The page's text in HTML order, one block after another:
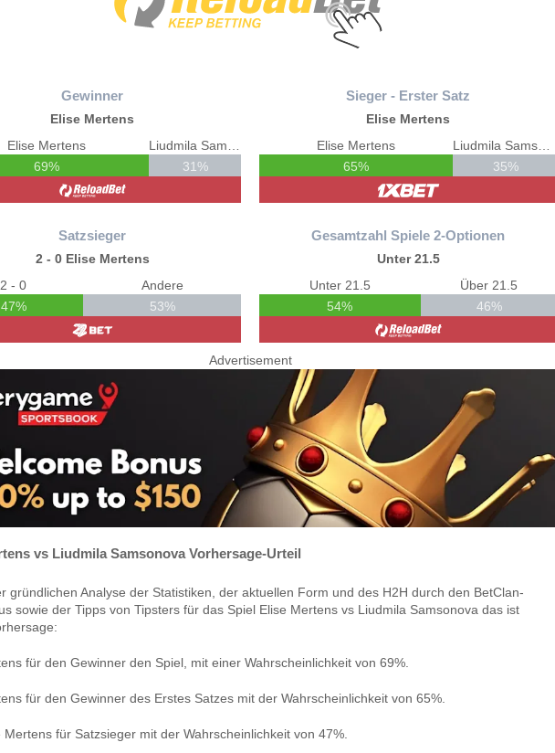
Gewinner
Elise Mertens
Elise Mertens
69%
31%
Satzsieger
2 - 0 Elise Mertens
2 - 0
47%
Andere
53%
Sieger - Erster Satz
Elise Mertens
Elise Mertens
65%
35%
Gesamtzahl Spiele 2-Optionen
Unter 21.5
Unter 21.5
54%
Über 21.5
46%
Advertisement
vs Liudmila Samsonova Vorhersage-Urteil
gründlichen Analyse der Statistiken, der aktuellen Form und des H2H durch den BetClan-
sowie der Tipps von Tipsters für das Spiel Elise Mertens vs Liudmila Samsonova das ist
für den Gewinner den Spiel, mit einer Wahrscheinlichkeit von 69%.
für den Gewinner des Erstes Satzes mit der Wahrscheinlichkeit von 65%.
Mertens für Satzsieger mit der Wahrscheinlichkeit von 47%.